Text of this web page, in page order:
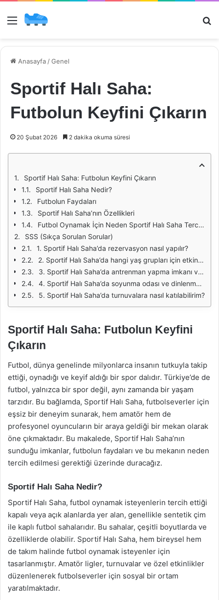
Menü
Anasayfa /Genel
Sportif Halı Saha:
Futbolun Keyfini Çıkarın
20 Şubat 2026 2 dakika okuma süresi
Sportif Halı Saha: Futbolun Keyfini Çıkarın
Sportif Halı Saha Nedir?
Futbolun Faydaları
Sportif Halı Saha’nın Özellikleri
Futbol Oynamak İçin Neden Sportif Halı Saha Tercih Edilmeli?
SSS (Sıkça Sorulan Sorular)
1. Sportif Halı Saha’da rezervasyon nasıl yapılır?
2. Sportif Halı Saha’da hangi yaş grupları için etkinlikler düzenleniyor?
3. Sportif Halı Saha’da antrenman yapma imkanı var mı?
4. Sportif Halı Saha’da soyunma odası ve dinlenme alanı var mı?
5. Sportif Halı Saha’da turnuvalara nasıl katılabilirim?
Sportif Halı Saha: Futbolun Keyfini
Çıkarın
Futbol, dünya genelinde milyonlarca insanın tutkuyla takip
ettiği, oynadığı ve keyif aldığı bir spor dalıdır. Türkiye’de de
futbol, yalnızca bir spor değil, aynı zamanda bir yaşam
tarzıdır. Bu bağlamda, Sportif Halı Saha, futbolseverler için
eşsiz bir deneyim sunarak, hem amatör hem de
profesyonel oyuncuların bir araya geldiği bir mekan olarak
öne çıkmaktadır. Bu makalede, Sportif Halı Saha’nın
sunduğu imkanlar, futbolun faydaları ve bu mekanın neden
tercih edilmesi gerektiği üzerinde duracağız.
Sportif Halı Saha Nedir?
Sportif Halı Saha, futbol oynamak isteyenlerin tercih ettiği
kapalı veya açık alanlarda yer alan, genellikle sentetik çim
ile kaplı futbol sahalarıdır. Bu sahalar, çeşitli boyutlarda ve
özelliklerde olabilir. Sportif Halı Saha, hem bireysel hem
de takım halinde futbol oynamak isteyenler için
tasarlanmıştır. Amatör ligler, turnuvalar ve özel etkinlikler
düzenlenerek futbolseverler için sosyal bir ortam
yaratılmaktadır.